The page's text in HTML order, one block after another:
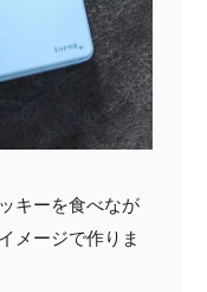
キーを食べなが
メージで作りま